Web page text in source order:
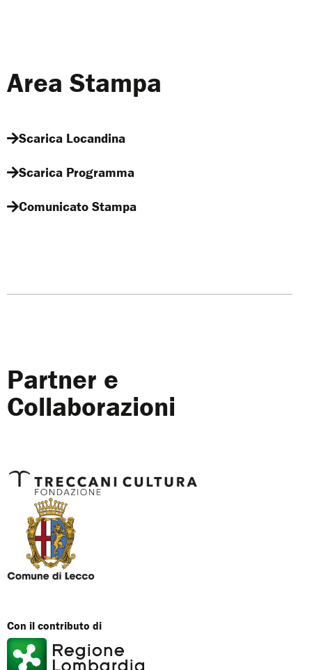
Area Stampa
Scarica Locandina
Scarica Programma
Comunicato Stampa
Partner e
Collaborazioni
Con il contributo di